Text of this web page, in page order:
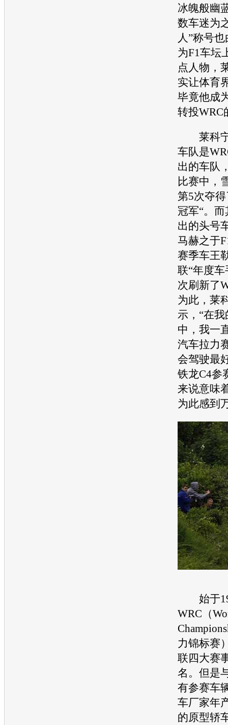
冰魄般幽
数车迷为
人”称号
为F1车坛
点人物，
实让体育
毕竟他成
转投WRC
莱科宁
车队是
出的车队
比赛中，
第5次夺
冠军“。
出的头号
马赫之于
赛季车王
联“年度
次刷新了
为此，莱
示，“在
中，我一
汽车拉力
会驾驶最
铁龙C4参
来说意味
为此感到
始于
WRC（
力锦标赛
联四大赛
名。但是
有参赛车
车厂家年
的原型轿